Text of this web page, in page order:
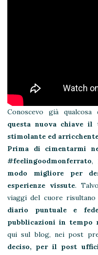
Conoscevo già
questa nuova chiave
stimolante ed
Prima di cimentarmi
#feelingoodmonferrato,
modo migliore per
esperienze vissute.
viaggi del cuore
diario puntuale e
pubblicazioni in tempo
qui sul blog, nei post
deciso, per il post